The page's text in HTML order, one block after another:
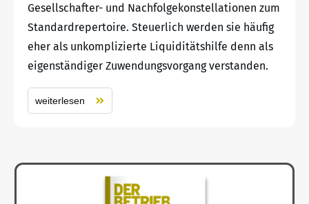
Gesellschafter- und Nachfolgekonstellationen zum
Standardrepertoire. Steuerlich werden sie häufig
eher als unkomplizierte Liquiditätshilfe denn als
eigenständiger Zuwendungsvorgang verstanden.
weiterlesen